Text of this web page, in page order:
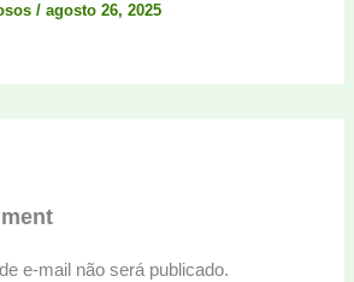
/agosto 26, 2025
e-mail não será publicado.